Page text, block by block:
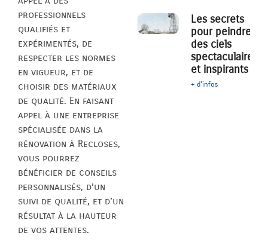
professionnels
qualifiés et
expérimentés, de
respecter les normes
en vigueur, et de
choisir des matériaux
de qualité. En faisant
appel à une entreprise
spécialisée dans la
rénovation à Recloses,
vous pourrez
bénéficier de conseils
personnalisés, d’un
suivi de qualité, et d’un
résultat à la hauteur
de vos attentes.
Les secrets
pour peindre
des ciels
spectaculaires
et inspirants
+ d'infos